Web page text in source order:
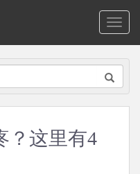
？这里有4